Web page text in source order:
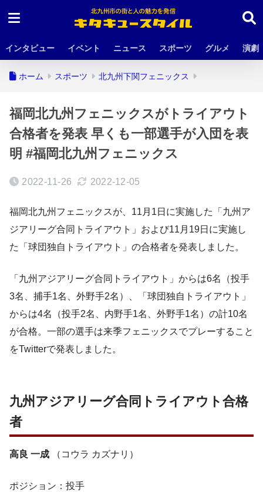
インタビュー イベント ニュース スポーツ グルメ 演劇
ホーム スポーツ 北九州下関フェニックス
福岡北九州フェニックスがトライアウト
合格者を発表 早くも一部選手が入団を表
明 #福岡北九州フェニックス
2022-11-26 2022-12-05
福岡北九州フェニックスが、11月1日に実施した「九州ア
ジアリーグ合同トライアウト」および11月19日に実施し
た「球団独自トライアウト」の合格者を発表しました。
「九州アジアリーグ合同トライアウト」からは6名（投手
3名、捕手1名、外野手2名）、「球団独自トライアウト」
からは4名（投手2名、内野手1名、外野手1名）の計10名
が合格。一部の選手は来季フェニックスでプレーすること
をTwitterで発表しました。
九州アジアリーグ合同トライアウト合格
者
高良 一成 （コウラ カズナリ）
ポジション：投手